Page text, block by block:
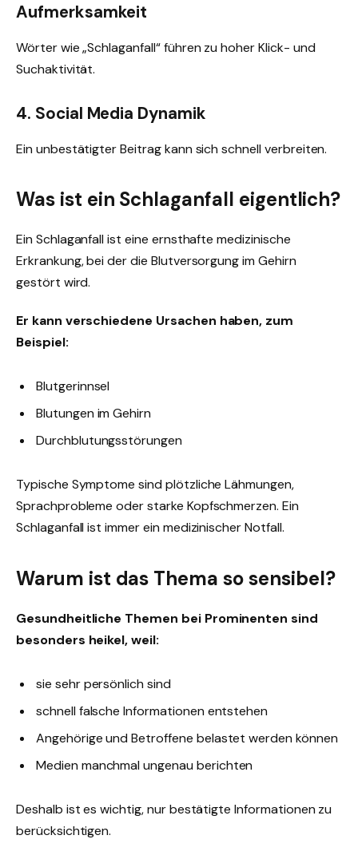
Aufmerksamkeit
Wörter wie „Schlaganfall“ führen zu hoher Klick- und
Suchaktivität.
4. Social Media Dynamik
Ein unbestätigter Beitrag kann sich schnell verbreiten.
Was ist ein Schlaganfall eigentlich?
Ein Schlaganfall ist eine ernsthafte medizinische
Erkrankung, bei der die Blutversorgung im Gehirn
gestört wird.
Er kann verschiedene Ursachen haben, zum
Beispiel:
Blutgerinnsel
Blutungen im Gehirn
Durchblutungsstörungen
Typische Symptome sind plötzliche Lähmungen,
Sprachprobleme oder starke Kopfschmerzen. Ein
Schlaganfall ist immer ein medizinischer Notfall.
Warum ist das Thema so sensibel?
Gesundheitliche Themen bei Prominenten sind
besonders heikel, weil:
sie sehr persönlich sind
schnell falsche Informationen entstehen
Angehörige und Betroffene belastet werden können
Medien manchmal ungenau berichten
Deshalb ist es wichtig, nur bestätigte Informationen zu
berücksichtigen.